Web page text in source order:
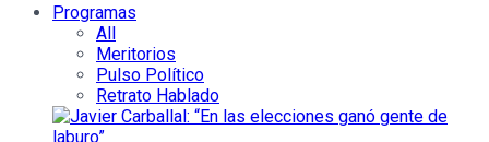
Programas
All
Meritorios
Pulso Político
Retrato Hablado